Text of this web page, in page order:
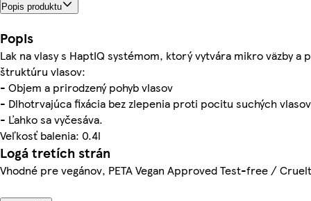
Popis produktu
Popis
Lak na vlasy s HaptIQ systémom, ktorý vytvára mikro väzby a
štruktúru vlasov:
- Objem a prirodzený pohyb vlasov
- Dlhotrvajúca fixácia bez zlepenia proti pocitu suchých vlasov
- Ľahko sa vyčesáva.
Veľkosť balenia: 0.4l
Logá tretích strán
Vhodné pre vegánov, PETA Vegan Approved Test-free /